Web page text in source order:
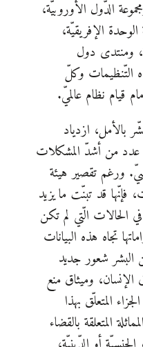
الدّول الأوروبيّة،
الإفريقيّة،
ومنتدى دول
التّنظيمات وكلّ
قيام نظام عالميّ.
بالأمل، ازدياد
عدد من أشدّ المشكلات
ورغم تقصير هيئة
فإنّها قد تبنّت ما يزيد
الحالات الّتي لم تكن
تجاه هذه البيانات
البشر شعور جديد
الإنسان، وميثاق منع
المتعلّق بهذا
المتعلقة بالقضاء